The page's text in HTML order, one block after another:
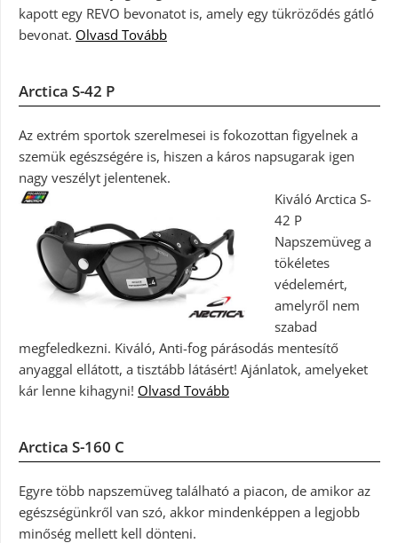
kapott egy REVO bevonatot is, amely egy tükröződés gátló
bevonat. Olvasd Tovább
Arctica S-42 P
Az extrém sportok szerelmesei is fokozottan figyelnek a
szemük egészségére is, hiszen a káros napsugarak igen
nagy veszélyt jelentenek.
Kiváló Arctica S-
42 P
Napszemüveg a
tökéletes
védelemért,
amelyről nem
szabad
megfeledkezni. Kiváló, Anti-fog párásodás mentesítő
anyaggal ellátott, a tisztább látásért! Ajánlatok, amelyeket
kár lenne kihagyni! Olvasd Tovább
Arctica S-160 C
Egyre több napszemüveg található a piacon, de amikor az
egészségünkről van szó, akkor mindenképpen a legjobb
minőség mellett kell dönteni.